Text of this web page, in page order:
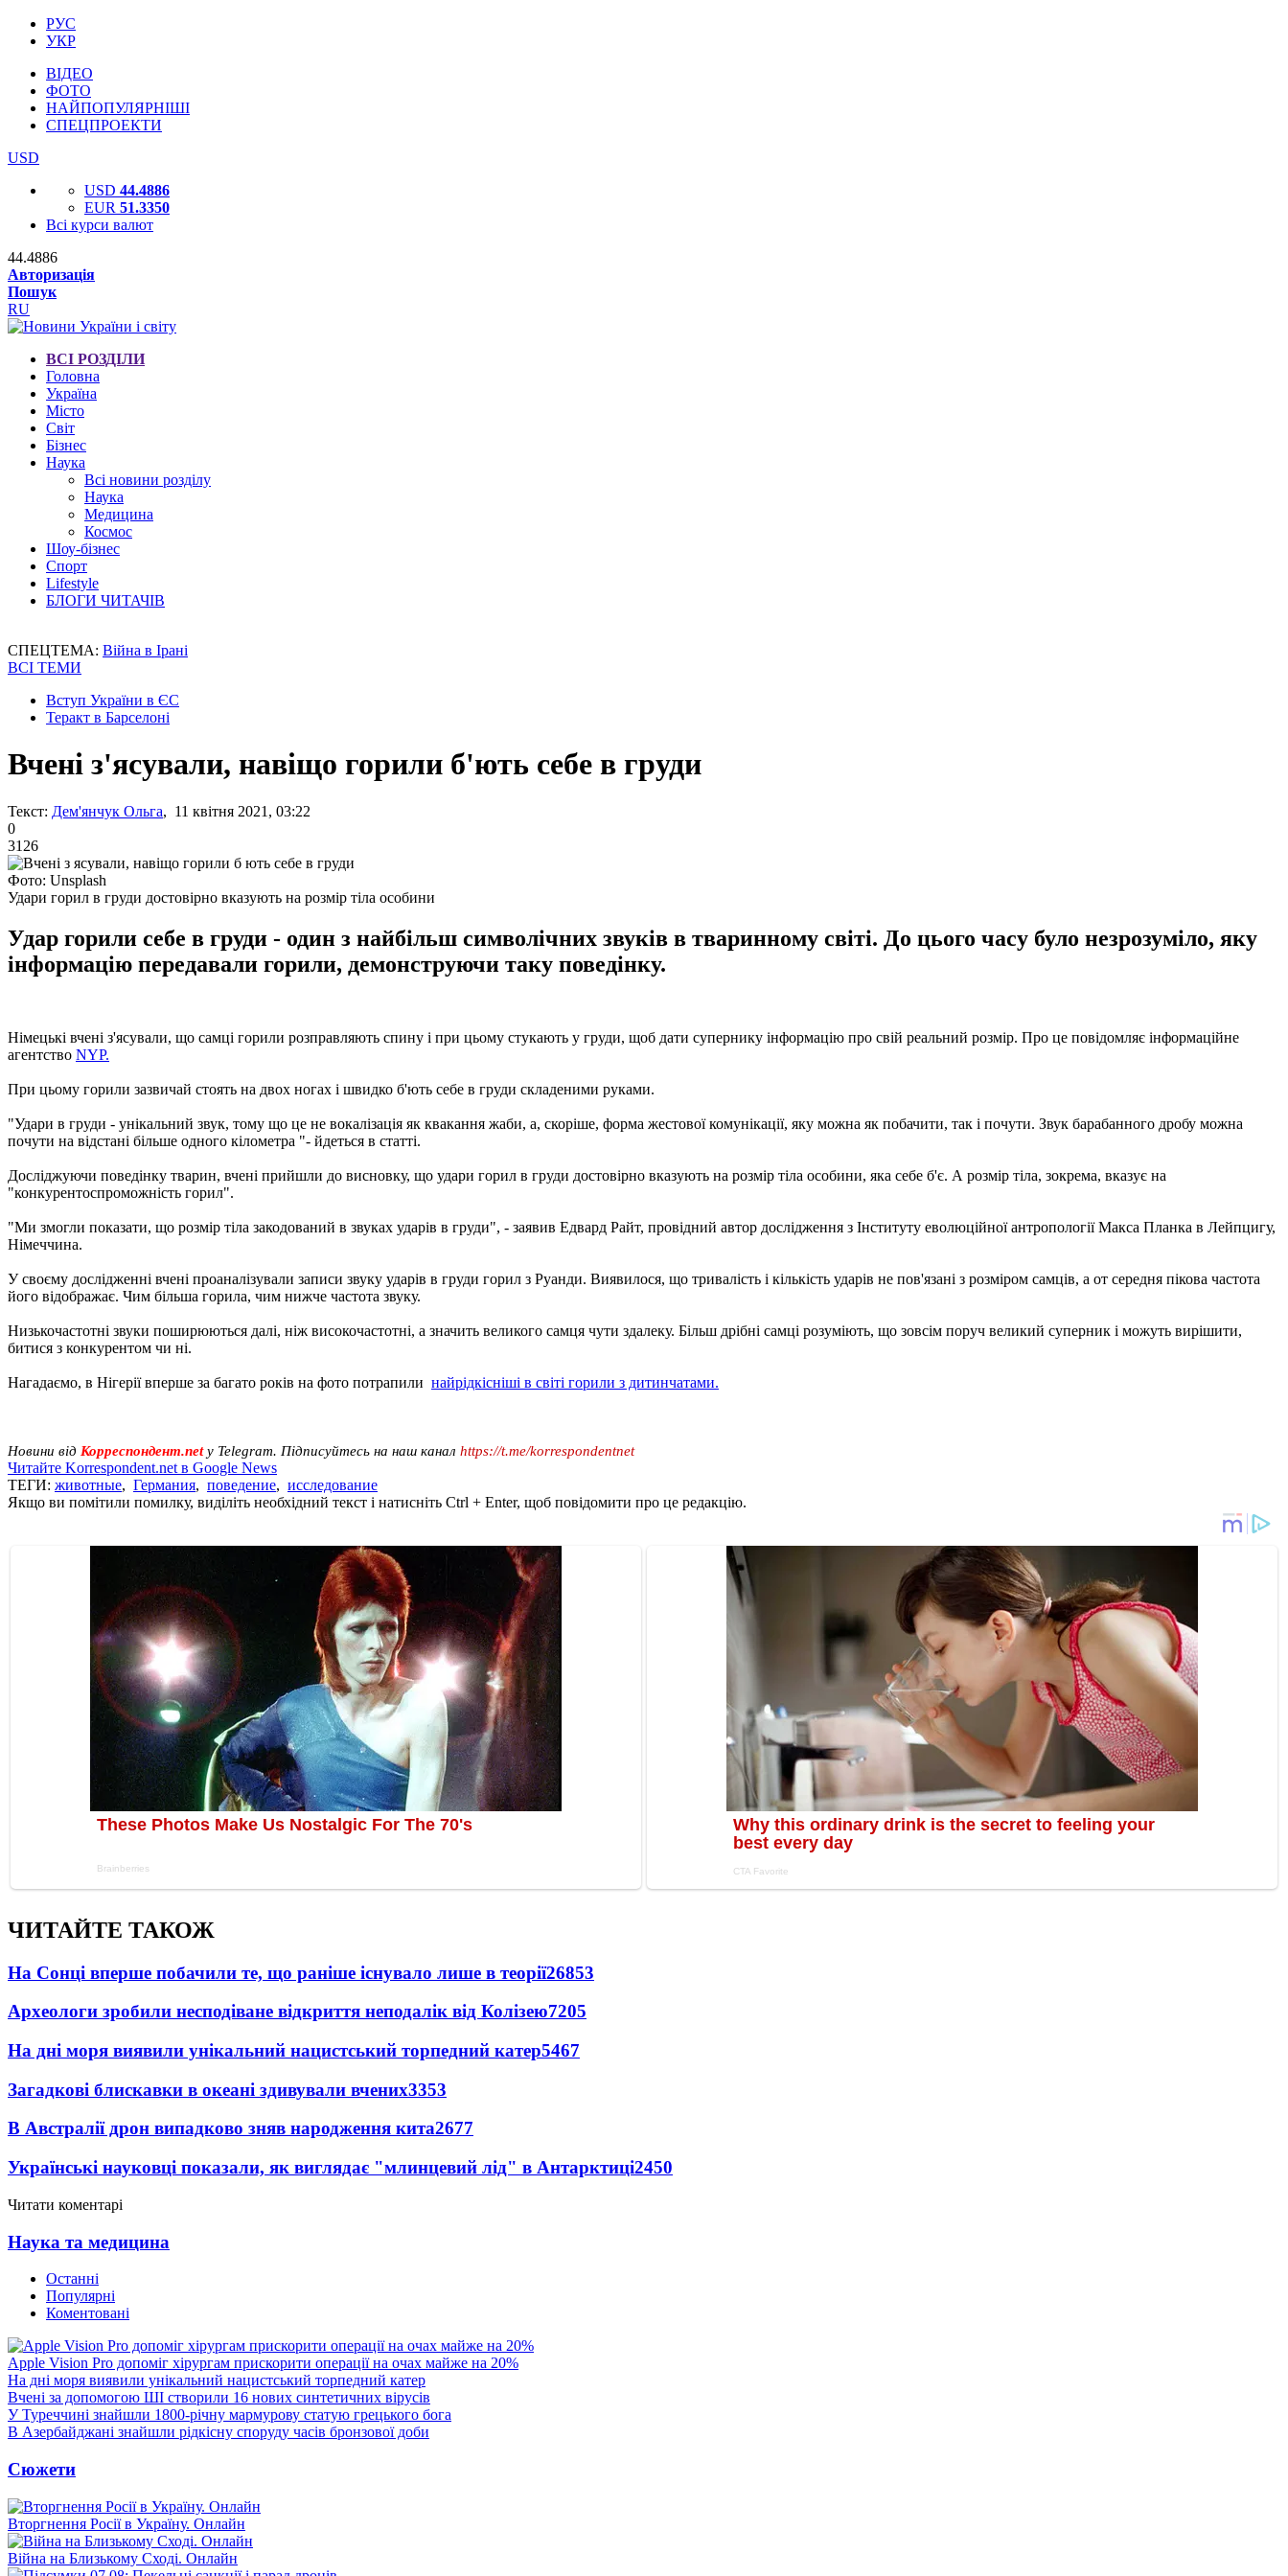
РУС
УКР
ВІДЕО
ФОТО
НАЙПОПУЛЯРНІШІ
СПЕЦПРОЕКТИ
USD
USD 44.4886
EUR 51.3350
Всі курси валют
44.4886
Авторизація
Пошук
RU
ВСІ РОЗДІЛИ
Головна
Україна
Місто
Світ
Бізнес
Наука
Всі новини розділу
Наука
Медицина
Космос
Шоу-бізнес
Спорт
Lifestyle
БЛОГИ ЧИТАЧІВ
СПЕЦТЕМА: Війна в Ірані
ВСІ ТЕМИ
Вступ України в ЄС
Теракт в Барселоні
Вчені з'ясували, навіщо горили б'ють себе в груди
Текст: Дем'янчук Ольга, 11 квітня 2021, 03:22
0
3126
Фото: Unsplash
Удари горил в груди достовірно вказують на розмір тіла особини
Удар горили себе в груди - один з найбільш символічних звуків в тваринному світі. До цього часу було незрозуміло, яку
інформацію передавали горили, демонструючи таку поведінку.
Німецькі вчені з'ясували, що самці горили розправляють спину і при цьому стукають у груди, щоб дати супернику інформацію про свій реальний розмір. Про це повідомляє інформаційне
агентство NYP.
При цьому горили зазвичай стоять на двох ногах і швидко б'ють себе в груди складеними руками.
"Удари в груди - унікальний звук, тому що це не вокалізація як квакання жаби, а, скоріше, форма жестової комунікації, яку можна як побачити, так і почути. Звук барабанного дробу можна
почути на відстані більше одного кілометра "- йдеться в статті.
Досліджуючи поведінку тварин, вчені прийшли до висновку, що удари горил в груди достовірно вказують на розмір тіла особини, яка себе б'є. А розмір тіла, зокрема, вказує на
"конкурентоспроможність горил".
"Ми змогли показати, що розмір тіла закодований в звуках ударів в груди", - заявив Едвард Райт, провідний автор дослідження з Інституту еволюційної антропології Макса Планка в Лейпцигу,
Німеччина.
У своєму дослідженні вчені проаналізували записи звуку ударів в груди горил з Руанди. Виявилося, що тривалість і кількість ударів не пов'язані з розміром самців, а от середня пікова частота
його відображає. Чим більша горила, чим нижче частота звуку.
Низькочастотні звуки поширюються далі, ніж високочастотні, а значить великого самця чути здалеку. Більш дрібні самці розуміють, що зовсім поруч великий суперник і можуть вирішити,
битися з конкурентом чи ні.
Нагадаємо, в Нігерії вперше за багато років на фото потрапили найрідкісніші в світі горили з дитинчатами.
Новини від Корреспондент.netу Telegram. Підписуйтесь на наш канал https://t.me/korrespondentnet
Читайте Korrespondent.net в Google News
ТЕГИ: животные, Германия, поведение, исследование
Якщо ви помітили помилку, виділіть необхідний текст і натисніть Ctrl + Enter, щоб повідомити про це редакцію.
ЧИТАЙТЕ ТАКОЖ
На Сонці вперше побачили те, що раніше існувало лише в теорії26853
Археологи зробили несподіване відкриття неподалік від Колізею7205
На дні моря виявили унікальний нацистський торпедний катер5467
Загадкові блискавки в океані здивували вчених3353
В Австралії дрон випадково зняв народження кита2677
Українські науковці показали, як виглядає "млинцевий лід" в Антарктиці2450
Читати коментарі
Наука та медицина
Останні
Популярні
Коментовані
Apple Vision Pro допоміг хірургам прискорити операції на очах майже на 20%
На дні моря виявили унікальний нацистський торпедний катер
Вчені за допомогою ШІ створили 16 нових синтетичних вірусів
У Туреччині знайшли 1800-річну мармурову статую грецького бога
В Азербайджані знайшли рідкісну споруду часів бронзової доби
Сюжети
Вторгнення Росії в Україну. Онлайн
Війна на Близькому Сході. Онлайн